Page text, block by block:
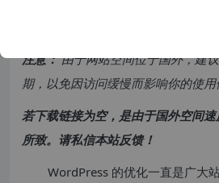
注意：由于网站空间位于国外，建
期，以免因访问缓慢而影响你的使用
若下载链接为空，是由于国外空间
所致。请私信本站反馈！
WordPress 的优化一直是广大